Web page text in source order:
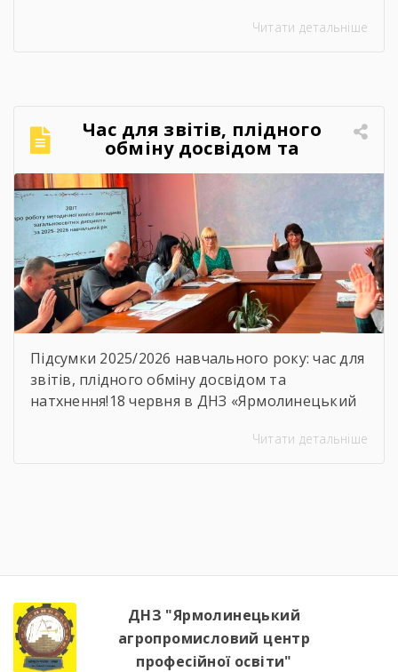
професійної освіти» відбулися урочистості з
кваліфікованих фахівців вирушила у
самостійне професійне […]
Читати детальніше
Час для звітів, плідного
обміну досвідом та
натхнення!
Підсумки 2025/2026 навчального року: час для
звітів, плідного обміну досвідом та
натхнення!18 червня в ДНЗ «Ярмолинецький
відбулося засідання методичної комісії
Алла Гончарук проаналізувала роботу комісії
Читати детальніше
ДНЗ "Ярмолинецький
агропромисловий центр
професійної освіти"